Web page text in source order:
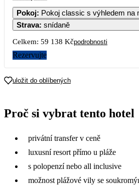
29 569 28 939 28 939
7 8
14
28 209
21
29 549
22
28 239
33 429 33 419 34 169
Pokoj:
Pokoj classic s výhledem
Strava: snídaně
Celkem: 59 138 Kčpodrobnosti
Rezervujte
uložit do oblíbených
Proč si vybrat tento hotel
privátní transfer v ceně
luxusní resort přímo u pláže
s polopenzí nebo all inclusive
možnost plážové vily se